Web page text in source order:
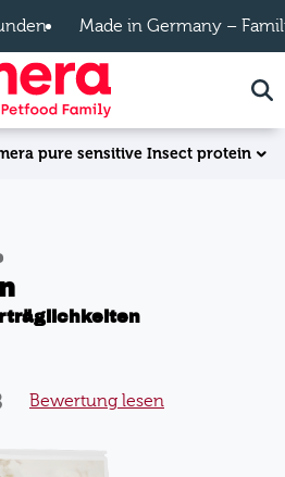
Made in Germany –
pure sensitive Insect protein
Bewertung lesen